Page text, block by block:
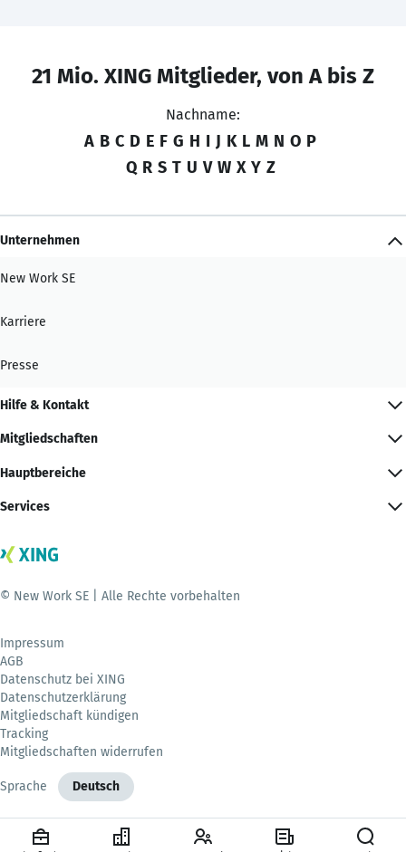
21 Mio. XING Mitglieder, von A bis Z
Nachname:
A B C D E F G H I J K L M N O P
Q R S T U V W X Y Z
Unternehmen
New Work SE
Karriere
Presse
Hilfe & Kontakt
Mitgliedschaften
Hauptbereiche
Services
© New Work SE | Alle Rechte vorbehalten
Impressum
AGB
Datenschutz bei XING
Datenschutzerklärung
Mitgliedschaft kündigen
Tracking
Mitgliedschaften widerrufen
Sprache Deutsch